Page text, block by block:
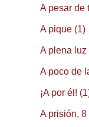
A pesar de
A pique (1)
A plena luz
A poco de
¡A por él!
A prisión,